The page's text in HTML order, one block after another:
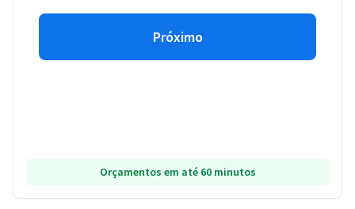
Próximo
Orçamentos em até 60 minutos